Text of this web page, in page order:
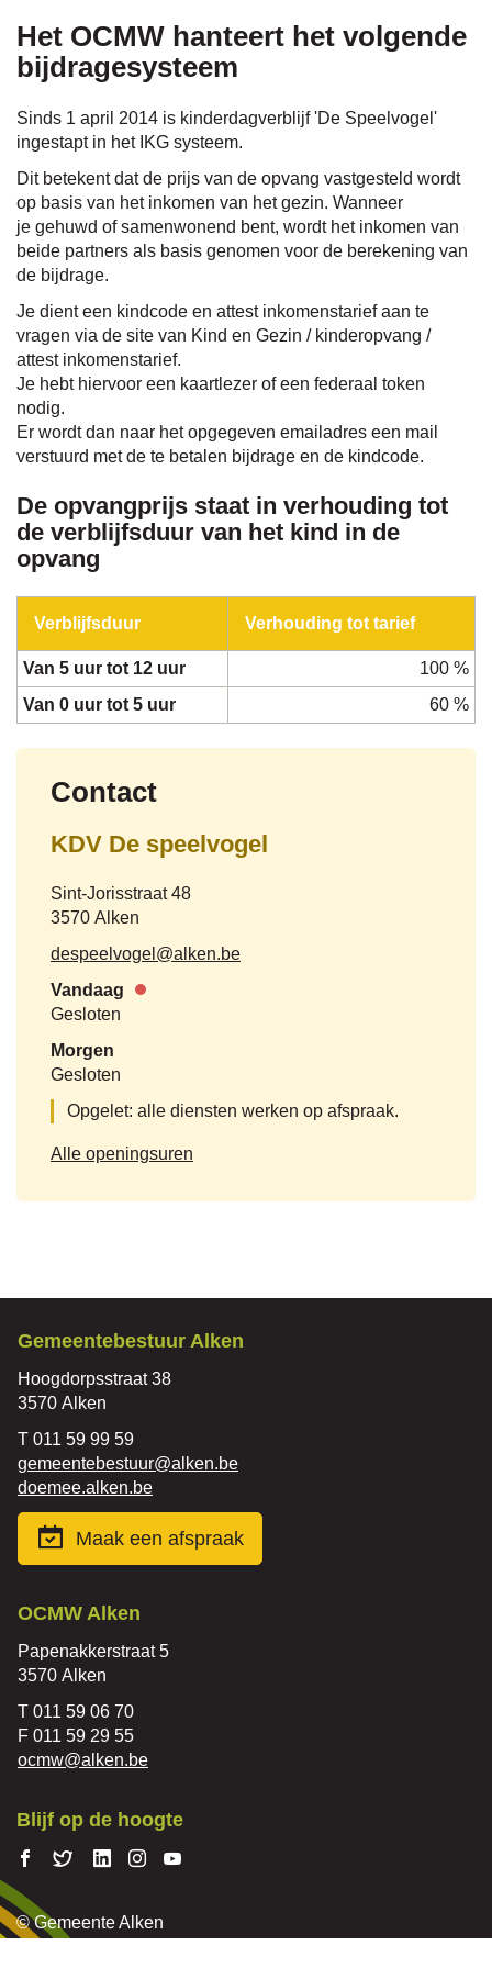
Het OCMW hanteert het volgende
bijdragesysteem
Sinds 1 april 2014 is kinderdagverblijf 'De Speelvogel'
ingestapt in het IKG systeem.
Dit betekent dat de prijs van de opvang vastgesteld wordt
op basis van het inkomen van het gezin. Wanneer
je gehuwd of samenwonend bent, wordt het inkomen van
beide partners als basis genomen voor de berekening van
de bijdrage.
Je dient een kindcode en attest inkomenstarief aan te
vragen via de site van Kind en Gezin / kinderopvang /
attest inkomenstarief.
Je hebt hiervoor een kaartlezer of een federaal token
nodig.
Er wordt dan naar het opgegeven emailadres een mail
verstuurd met de te betalen bijdrage en de kindcode.
De opvangprijs staat in verhouding tot
de verblijfsduur van het kind in de
opvang
Verblijfsduur Verhouding tot tarief
Van 5 uur tot 12 uur
100 %
Van 0 uur tot 5 uur
60 %
Contact
KDV De speelvogel
Adres
Sint-Jorisstraat 48
,3570 Alken
E-
despeelvogel @alken.be
Vandaag
Nu
Gesloten
Morgen
Gesloten
Opgelet: alle diensten werken op afspraak.
Alle openingsuren
speelvogel
Contact
Gemeentebestuur Alken
Adres
Hoogdorpsstraat 38
,3570 Alken
Tel.011 59 99 59
E-
mail
gemeentebestuur@alken.be
Website
doemee.alken.be
Maak een afspraak
Contact
OCMW Alken
Adres
Papenakkerstraat 5
,3570 Alken
Tel.011 59 06 70
Fax011 59 29 55
E-
ocmw@alken.be
Blijf op de hoogte
Volg ons
Facebook
Volg
Twitter
Volg Volg ons
Volg
© Gemeente Alken